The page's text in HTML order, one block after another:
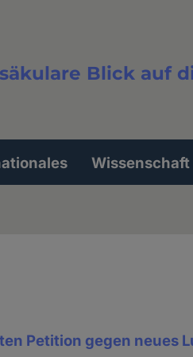
Blick auf
Wissenschaft
Petition gegen neues